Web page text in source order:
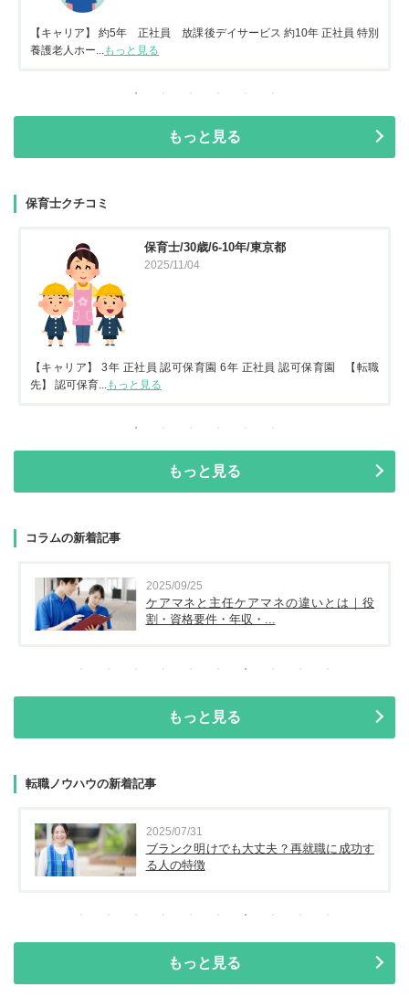
【キャリア】 約5年 正社員 放課後デイサービス 約10年 正社員 特別
養護老人ホー...
もっと見る
もっと見る
保育士クチコミ
保育士/30歳/6-10年/東京都
2025/11/04
【キャリア】 3年 正社員 認可保育園 6年 正社員 認可保育園 【転職
先】 認可保育...もっと見る
もっと見る
コラムの新着記事
2025/09/25
ケアマネと主任ケアマネの違いとは｜役
割・資格要件・年収・...
もっと見る
転職ノウハウの新着記事
2025/07/31
ブランク明けでも大丈夫？再就職に成功す
る人の特徴
もっと見る